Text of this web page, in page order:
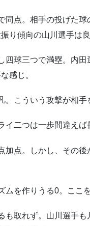
同点。相手の投げた
り傾向の山川選手は
四球三つで満塁。内
感じ。
。こういう攻撃が相手
イ二つは一歩間違え
加点。しかし、その
ムを作りうる0。ここ
も取れず。山川選手